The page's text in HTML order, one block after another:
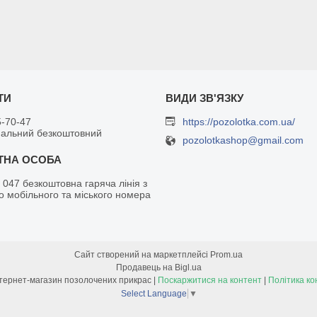
70-47
безкоштовний
безкоштовна гаряча лінія з
мобільного та міського номера
https://pozolotka.com.ua/
pozolotkashop@gmail.com
Сайт створений на маркетплейсі Prom.ua
Продавець на Bigl.ua
Поскаржитися на контент
Політика
Select Language ▼